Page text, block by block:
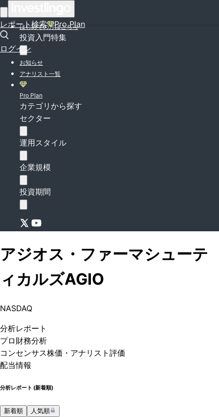
レポート検索 Pro Plan
ログイン
はじめての方はこちら
投資入門特集
お知らせ
アナリスト一覧
Pro Plan
カテゴリから探す
セクター
運用スタイル
企業規模
投資期間
アジオス・ファーマシューテ
ィカルズAGIO
NASDAQ
分析レポート
プロ 財務分析
コンセンサス株価 ・アナリスト評価
配当情報
分析レポート (新着順)
新着順 人気順